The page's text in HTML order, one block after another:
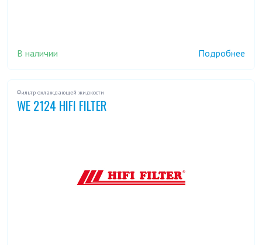
В наличии Подробнее
Фильтр охлаждающей жидкости
WE 2124 HIFI FILTER